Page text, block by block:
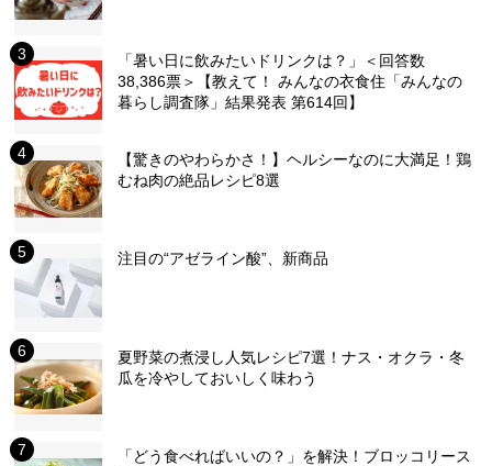
「暑い日に飲みたいドリンクは？」＜回答数
38,386票＞【教えて！ みんなの衣食住「みんなの
暮らし調査隊」結果発表 第614回】
【驚きのやわらかさ！】ヘルシーなのに大満足！鶏
むね肉の絶品レシピ8選
注目の“アゼライン酸”、新商品
夏野菜の煮浸し人気レシピ7選！ナス・オクラ・冬
瓜を冷やしておいしく味わう
「どう食べればいいの？」を解決！ブロッコリース